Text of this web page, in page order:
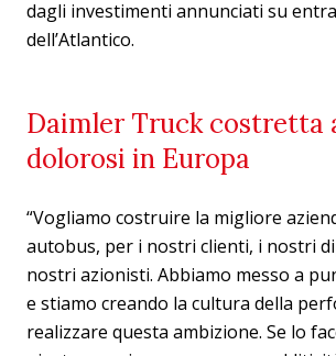
dagli investimenti annunciati su
dell’Atlantico.
Daimler Truck costretta
dolorosi in Europa
“Vogliamo costruire la migliore
autobus, per i nostri clienti, i nostri
nostri azionisti. Abbiamo messo a
e stiamo creando la cultura della
realizzare questa ambizione. Se lo